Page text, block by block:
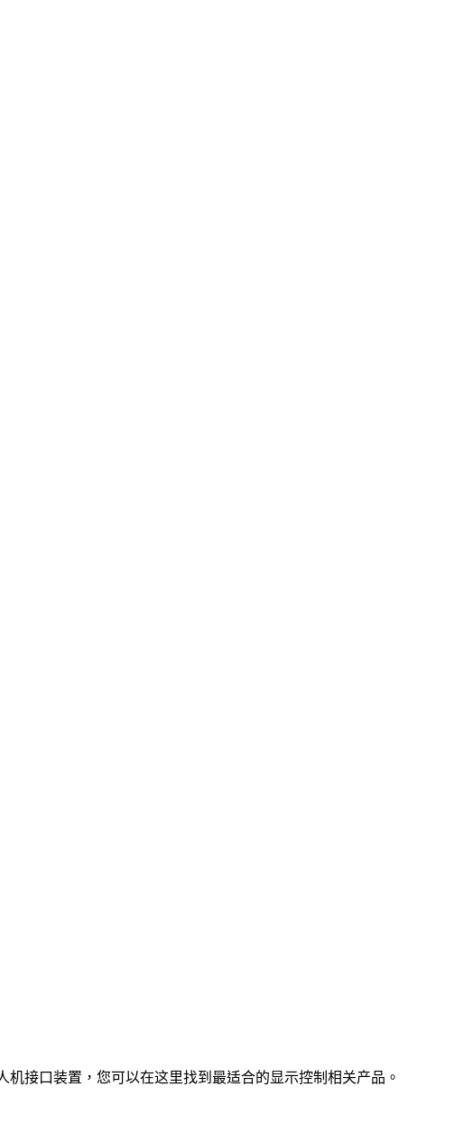
接口装置，您可以在这里找到最适合的显示控制相关产品。